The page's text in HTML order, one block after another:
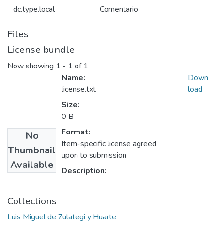
dc.type.local Comentario
Files
License bundle
Now showing 1 - 1 of 1
No
Thumbnail
Available
Name:
license.txt
Size:
0 B
Format:
Item-specific license agreed
upon to submission
Description:
Down
load
Collections
Luis Miguel de Zulategi y Huarte